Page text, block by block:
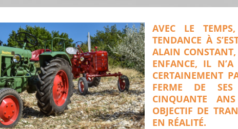
AVEC LE
TENDANCE À
ALAIN CONSTANT,
ENFANCE, IL
CERTAINEMENT
FERME DE
CINQUANTE
OBJECTIF DE
EN RÉALITÉ.